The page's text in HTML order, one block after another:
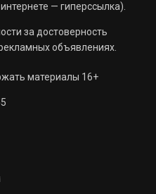
— гиперссылка).
за достоверность
объявлениях.
материалы 16+